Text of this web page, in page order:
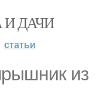
И ДАЧИ
статьи
из